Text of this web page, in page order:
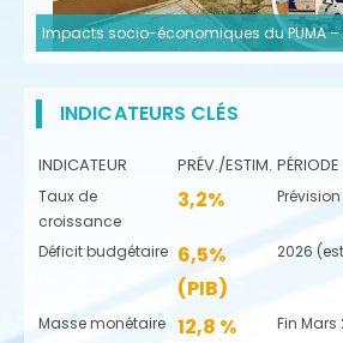
Impacts socio-économiques du PUMA –
INDICATEURS CLÉS
INDICATEUR PRÉV./ESTIM. PÉRIODE
Taux de
croissance
3,2%
Déficit budgétaire 6,5%
(PIB)
2026
Masse monétaire 12,8 %
Fin Mars